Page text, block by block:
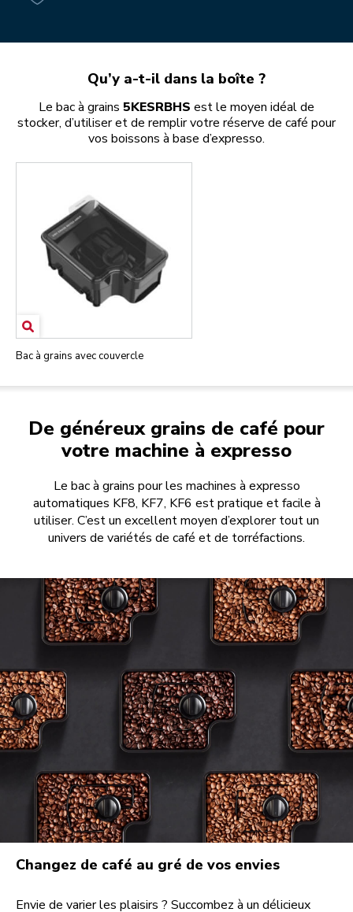
Qu’y a-t-il dans la boîte ?
Le bac à grains 5KESRBHS est le moyen idéal de
stocker, d’utiliser et de remplir votre réserve de café pour
vos boissons à base d’expresso.
Bac à grains avec couvercle
De généreux grains de café pour
votre machine à expresso
Le bac à grains pour les machines à expresso
automatiques KF8, KF7, KF6 est pratique et facile à
utiliser. C’est un excellent moyen d’explorer tout un
univers de variétés de café et de torréfactions.
Changez de café au gré de vos envies
Envie de varier les plaisirs ? Succombez à un délicieux